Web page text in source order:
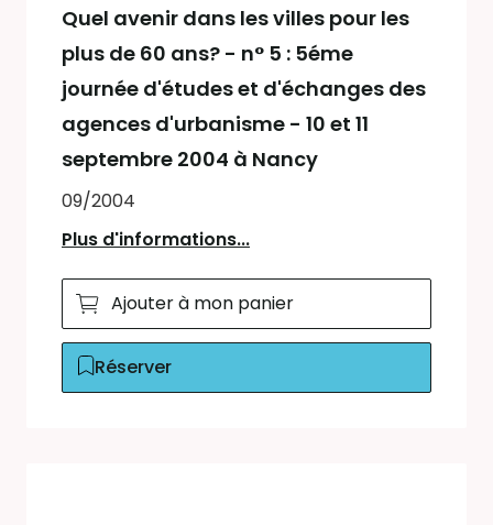
Quel avenir dans les villes pour les
plus de 60 ans? - n° 5 : 5éme
journée d'études et d'échanges des
agences d'urbanisme - 10 et 11
septembre 2004 à Nancy
09/2004
Plus d'informations...
Ajouter à mon panier
Réserver